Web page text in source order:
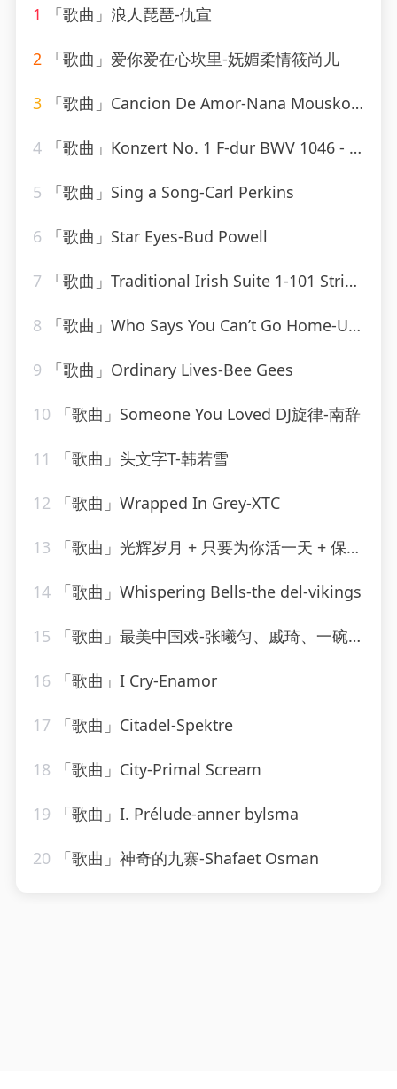
1 「歌曲」浪人琵琶-仇宣
2 「歌曲」爱你爱在心坎里-妩媚柔情筱尚儿
3 「歌曲」Cancion De Amor-Nana Mouskouri
4 「歌曲」Konzert No. 1 F-dur BWV 1046 - Allegro-Karl Richter、The Munich Philharmonic Orchestra
5 「歌曲」Sing a Song-Carl Perkins
6 「歌曲」Star Eyes-Bud Powell
7 「歌曲」Traditional Irish Suite 1-101 Strings Orchestra
8 「歌曲」Who Says You Can’t Go Home-Ultimate Dance Hits_20260807_130855
9 「歌曲」Ordinary Lives-Bee Gees
10 「歌曲」Someone You Loved DJ旋律-南辞
11 「歌曲」头文字T-韩若雪
12 「歌曲」Wrapped In Grey-XTC
13 「歌曲」光辉岁月 + 只要为你活一天 + 保重-谢霆锋、朱一龙
14 「歌曲」Whispering Bells-the del-vikings
15 「歌曲」最美中国戏-张曦匀、戚琦、一碗麟犀
16 「歌曲」I Cry-Enamor
17 「歌曲」Citadel-Spektre
18 「歌曲」City-Primal Scream
19 「歌曲」I. Prélude-anner bylsma
20 「歌曲」神奇的九寨-Shafaet Osman